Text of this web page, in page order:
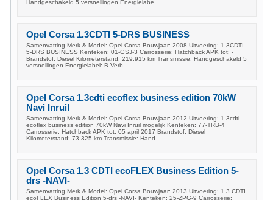
Handgeschakeld 5 versnellingen Energielabe
Opel Corsa 1.3CDTI 5-DRS BUSINESS
Samenvatting Merk & Model: Opel Corsa Bouwjaar: 2008 Uitvoering: 1.3CDTI
5-DRS BUSINESS Kenteken: 01-GSJ-3 Carrosserie: Hatchback APK tot: -
Brandstof: Diesel Kilometerstand: 219.915 km Transmissie: Handgeschakeld 5
versnellingen Energielabel: B Verb
Opel Corsa 1.3cdti ecoflex business edition 70kW
Navi Inruil
Samenvatting Merk & Model: Opel Corsa Bouwjaar: 2012 Uitvoering: 1.3cdti
ecoflex business edition 70kW Navi Inruil mogelijk Kenteken: 77-TRB-4
Carrosserie: Hatchback APK tot: 05 april 2017 Brandstof: Diesel
Kilometerstand: 73.325 km Transmissie: Hand
Opel Corsa 1.3 CDTI ecoFLEX Business Edition 5-
drs -NAVI-
Samenvatting Merk & Model: Opel Corsa Bouwjaar: 2013 Uitvoering: 1.3 CDTI
ecoFLEX Business Edition 5-drs -NAVI- Kenteken: 25-ZPG-9 Carrosserie: